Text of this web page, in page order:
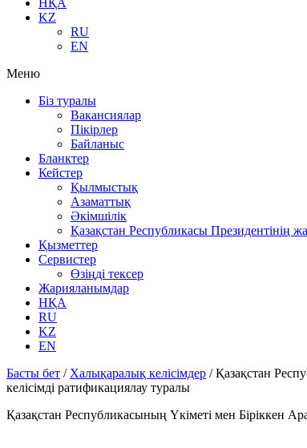
НҚА
KZ
RU
EN
Меню
Біз туралы
Вакансиялар
Пікірлер
Байланыс
Бланктер
Кейстер
Қылмыстық
Азаматтық
Әкімшілік
Қазақстан Республикасы Президентінің
Қызметтер
Сервистер
Өзіңді тексер
Жарияланымдар
НҚА
RU
KZ
EN
Басты бет / Халықаралық келісімдер /Қазақстан
келісімді ратификациялау туралы
Қазақстан Республикасының Үкіметі мен Біріккен